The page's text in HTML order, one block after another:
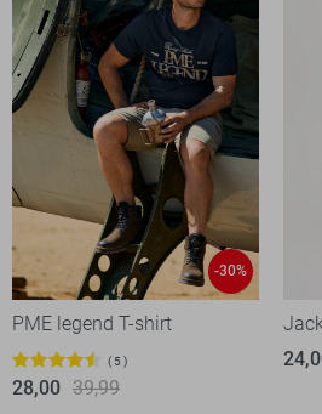
-30%
PME legend T-shirt
5
28,00 39,99